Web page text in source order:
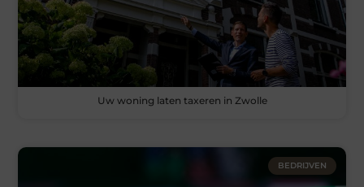
Uw woning laten taxeren in Zwolle
BEDRIJVEN